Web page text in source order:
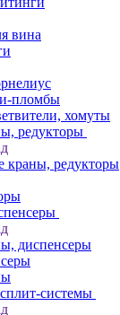
вина
пломбы
хомуты
редукторы
краны, редукторы
диспенсеры
системы